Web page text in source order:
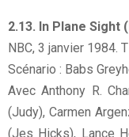
2.13. In Plane Sight
NBC, 3 janvier 1984.
Scénario : Babs
Avec Anthony R.
(Judy), Carmen
(Jes Hicks), Lance